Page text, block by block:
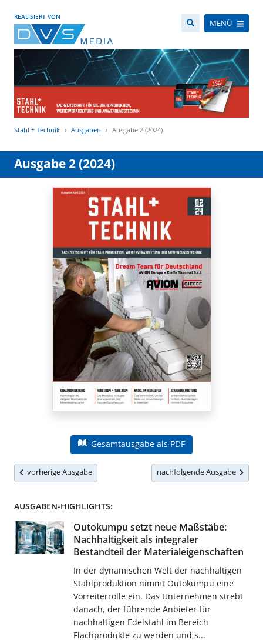
REALISIERT VON
MENÜ
Stahl + Technik Ausgaben Ausgabe 2 (2024)
Ausgabe 2 (2024)
Gesamtausgabe als PDF
vorherige Ausgabe nachfolgende Ausgabe
AUSGABEN-HIGHLIGHTS:
Outokumpu setzt neue Maßstäbe:
Nachhaltigkeit als integraler
Bestandteil der Materialeigenschaften
In der dynamischen Welt der nachhaltigen
Stahlproduktion nimmt Outokumpu eine
Vorreiterrolle ein. Das Unternehmen strebt
danach, der führende Anbieter für
nachhaltigen Edelstahl im Bereich
Flachprodukte zu werden und s...